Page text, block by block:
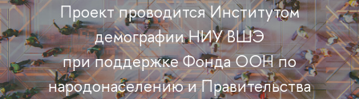
Проект проводится Институтом
демографии НИУ ВШЭ
при поддержке Фонда ООН по
народонаселению и Правительства